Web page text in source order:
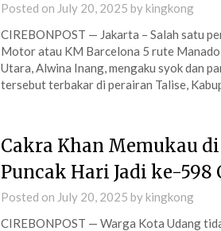
Posted on July 20, 2025 bykingkong
CIREBONPOST — Jakarta – Salah satu
Motor atau KM Barcelona 5 rute
Utara, Alwina Inang, mengaku syok dan
tersebut terbakar di perairan Talise,
Cakra Khan Memukau
Puncak Hari Jadi ke-598
Posted on July 20, 2025 bykingkong
CIREBONPOST — Warga Kota Udang